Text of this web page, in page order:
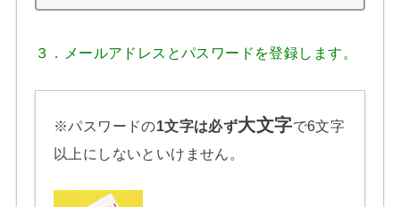
３．メールアドレスとパスワードを登録します。
※パスワードの1文字は必ず大文字で6文字
以上にしないといけません。